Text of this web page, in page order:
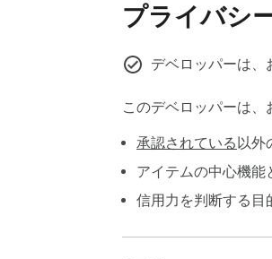
プライバシ
デベロッパーは、
このデベロッパーは
承認されている以外
アイテムの中心機能
信用力を判断する目